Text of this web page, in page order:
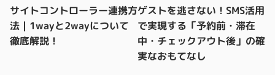
サイトコントローラー連携方
法｜1wayと2wayについて
徹底解説！
ゲストを逃さない！SMS活用
で実現する「予約前・滞在
中・チェックアウト後」の確
実なおもてなし